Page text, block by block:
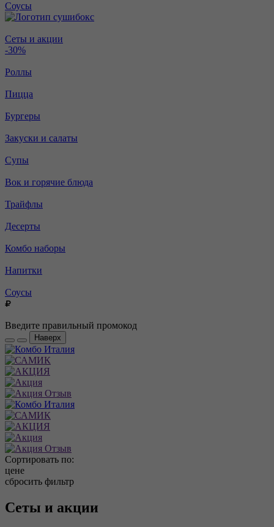
Соусы
Сеты и акции
-30%
Роллы
Пицца
Бургеры
Закуски и салаты
Супы
Вок и горячие блюда
Трайфлы
Десерты
Комбо наборы
Напитки
Соусы
Введите правильный промокод
Наверх
Сортировать по:
цене
сбросить фильтр
Сеты и акции